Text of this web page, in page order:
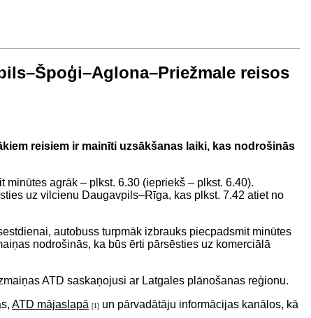
reisos
reisiem ir mainīti uzsākšanas laiki, kas nodrošinās
agrāk – plkst. 6.30 (iepriekš – plkst. 6.40).
uz vilcienu Daugavpils–Rīga, kas plkst. 7.42 atiet no
autobuss turpmāk izbrauks piecpadsmit minūtes
nodrošinās, ka būs ērti pārsēsties uz komerciālā
ATD saskaņojusi ar Latgales plānošanas reģionu.
ATD mājaslapā [1]
un pārvadātāju informācijas kanālos, kā